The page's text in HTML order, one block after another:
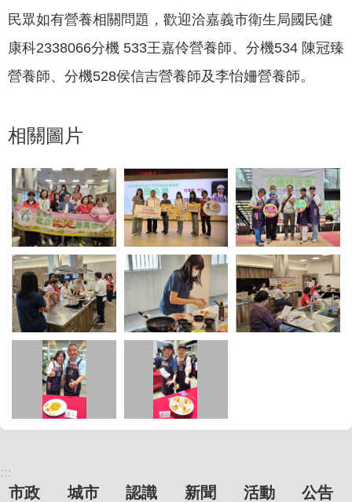
民眾如有營養相關問題，歡迎洽嘉義市衛生局國民健
康科2338066分機 533王嘉伶營養師、分機534 陳冠臻
營養師、分機528侯信吉營養師及李怡姍營養師。
相關圖片
:::
市政
城市
認識
新聞 活動 公告